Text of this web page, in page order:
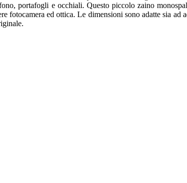
portafogli e occhiali. Questo piccolo zaino
fotocamera ed ottica. Le dimensioni sono adatte sia ad